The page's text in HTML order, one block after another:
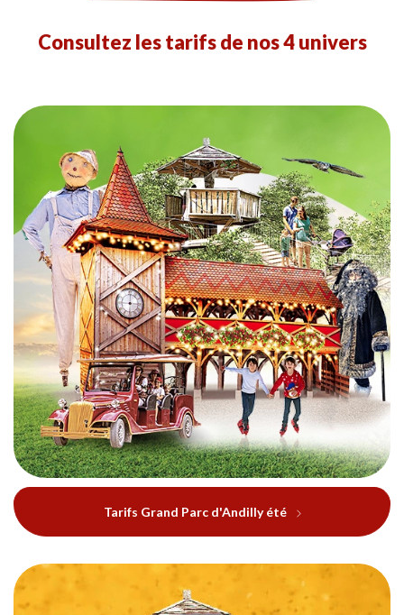
Consultez les tarifs de nos 4 univers
Tarifs Grand Parc d'Andilly été